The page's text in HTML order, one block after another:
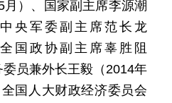
月）、国家副主席李源潮
央军委副主席范长龙
国政协副主席辜胜阻
委员兼外长王毅（2014年
国人大财政经济委员会